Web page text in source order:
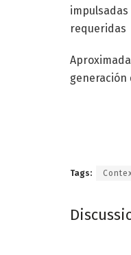
requeridas
generación
Tags: